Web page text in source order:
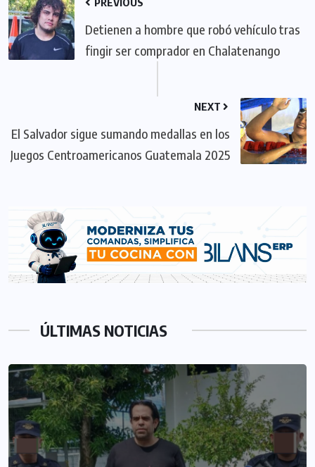
Detienen a hombre que robó vehículo tras
fingir ser comprador en Chalatenango
NEXT
El Salvador sigue sumando medallas en los
Juegos Centroamericanos Guatemala 2025
ÚLTIMAS NOTICIAS